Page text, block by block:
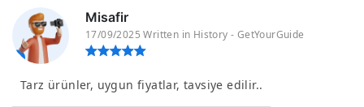
Misafir
17/09/2025 Written in History - GetYourGuide
Tarz ürünler, uygun fiyatlar, tavsiye edilir..